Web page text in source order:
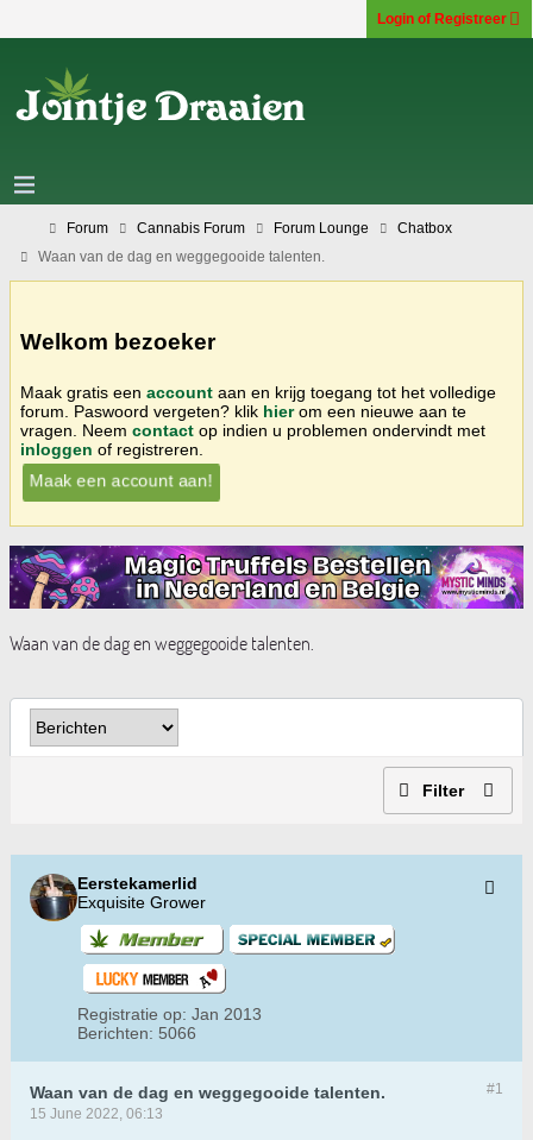
Login of Registreer
Forum Cannabis Forum Forum Lounge
Chatbox
Waan van de dag en weggegooide talenten.
Welkom bezoeker
Maak gratis een account aan en krijg toegang tot het volledige
forum. Paswoord vergeten? klik hierom een nieuwe aan te
vragen. Neem contact op indien u problemen ondervindt met
inloggen of registreren.
Maak een account aan!
Waan van de dag en weggegooide talenten.
Filter
Eerstekamerlid
Exquisite Grower
Registratie op: Jan 2013
Berichten: 5066
#1
Waan van de dag en weggegooide talenten.
15 June 2022, 06:13